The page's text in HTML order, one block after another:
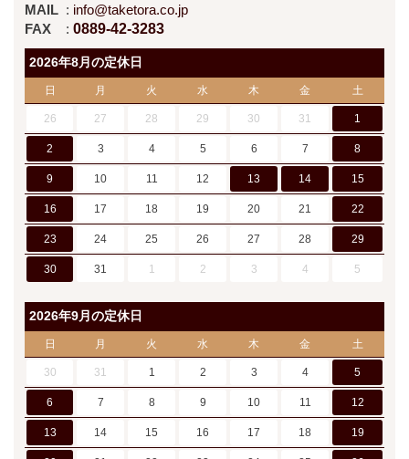
MAIL
info@taketora.co.jp
FAX
0889-42-3283
2026年8月の定休日
日 月 火 水 木 金 土
26 27 28 29 30 31 1
2 3 4 5 6 7 8
9 10 11 12 13 14 15
16 17 18 19 20 21 22
23 24 25 26 27 28 29
30 31 1 2 3 4 5
2026年9月の定休日
日 月 火 水 木 金 土
30 31 1 2 3 4 5
6 7 8 9 10 11 12
13 14 15 16 17 18 19